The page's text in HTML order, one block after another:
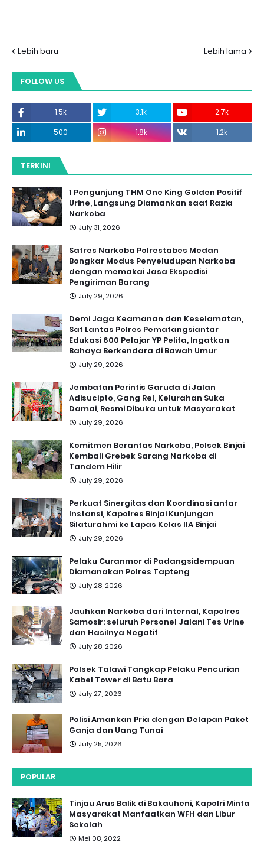
Lebih baru Lebih lama
FOLLOW US
1.5k 3.1k
2.7k
500
1.8k 1.2k
TERKINI
1 Pengunjung THM One King Golden Positif
Urine, Langsung Diamankan saat Razia
Narkoba
July 31, 2026
Satres Narkoba Polrestabes Medan
Bongkar Modus Penyeludupan Narkoba
dengan memakai Jasa Ekspedisi
Pengiriman Barang
July 29, 2026
Demi Jaga Keamanan dan Keselamatan,
Sat Lantas Polres Pematangsiantar
Edukasi 600 Pelajar YP Pelita, Ingatkan
Bahaya Berkendara di Bawah Umur
July 29, 2026
Jembatan Perintis Garuda di Jalan
Adisucipto, Gang Rel, Kelurahan Suka
Damai, Resmi Dibuka untuk Masyarakat
July 29, 2026
Komitmen Berantas Narkoba, Polsek Binjai
Kembali Grebek Sarang Narkoba di
Tandem Hilir
July 29, 2026
Perkuat Sinergitas dan Koordinasi antar
Instansi, Kapolres Binjai Kunjungan
Silaturahmi ke Lapas Kelas IIA Binjai
July 29, 2026
Pelaku Curanmor di Padangsidempuan
Diamanakan Polres Tapteng
July 28, 2026
Jauhkan Narkoba dari Internal, Kapolres
Samosir: seluruh Personel Jalani Tes Urine
dan Hasilnya Negatif
July 28, 2026
Polsek Talawi Tangkap Pelaku Pencurian
Kabel Tower di Batu Bara
July 27, 2026
Polisi Amankan Pria dengan Delapan Paket
Ganja dan Uang Tunai
July 25, 2026
POPULAR
Tinjau Arus Balik di Bakauheni, Kapolri Minta
Masyarakat Manfaatkan WFH dan Libur
Sekolah
Mei 08, 2022